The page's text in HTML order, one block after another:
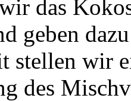
das
geben
stellen wir
des